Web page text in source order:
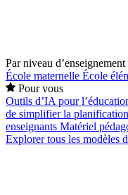
Par niveau d’enseignement
École maternelle École
Pour vous
Outils d’IA pour
de simplifier la
enseignants Matériel
Explorer tous les modèles